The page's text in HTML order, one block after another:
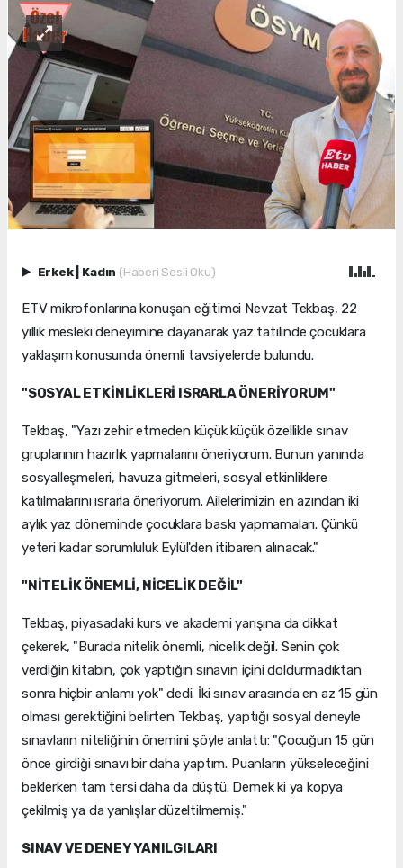
Erkek Kadın (Haberi Sesli Oku)
ETV mikrofonlarına konuşan eğitimci Nevzat Tekbaş, 22
yıllık mesleki deneyimine dayanarak yaz tatilinde çocuklara
yaklaşım konusunda önemli tavsiyelerde bulundu.
"SOSYAL ETKİNLİKLERİ ISRARLA ÖNERİYORUM"
Tekbaş, "Yazı zehir etmeden küçük küçük özellikle sınav
gruplarının hazırlık yapmalarını öneriyorum. Bunun yanında
sosyalleşmeleri, havuza gitmeleri, sosyal etkinliklere
katılmalarını ısrarla öneriyorum. Ailelerimizin en azından iki
aylık yaz döneminde çocuklara baskı yapmamaları. Çünkü
yeteri kadar sorumluluk Eylül'den itibaren alınacak."
"NİTELİK ÖNEMLİ, NİCELİK DEĞİL"
Tekbaş, piyasadaki kurs ve akademi yarışına da dikkat
çekerek, "Burada nitelik önemli, nicelik değil. Senin çok
verdiğin kitabın, çok yaptığın sınavın içini doldurmadıktan
sonra hiçbir anlamı yok" dedi. İki sınav arasında en az 15 gün
olması gerektiğini belirten Tekbaş, yaptığı sosyal deneyle
sınavların niteliğinin önemini şöyle anlattı: "Çocuğun 15 gün
önce girdiği sınavı bir daha yaptım. Puanların yükseleceğini
beklerken tam tersi daha da düştü. Demek ki ya kopya
çekilmiş ya da yanlışlar düzeltilmemiş."
SINAV VE DENEY YANILGILARI